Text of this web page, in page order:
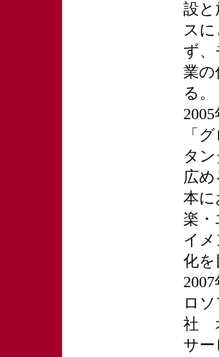
設と
ス
ず
業の
る。
「
タ
広
本に
楽
イ
化を
ロ
社
サ